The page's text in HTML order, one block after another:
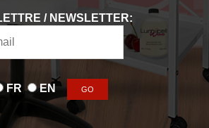
/ NEWSLETTER:
FR EN